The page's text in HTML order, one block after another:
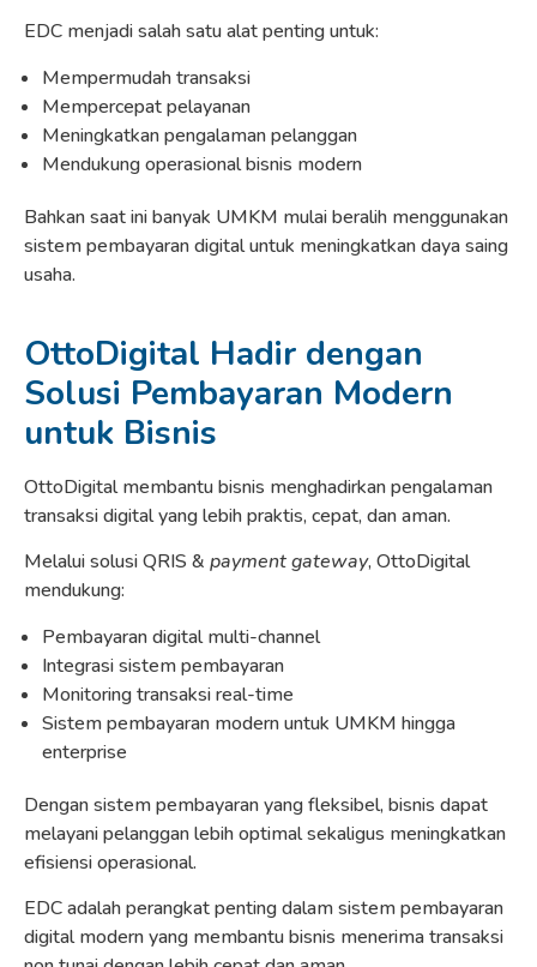
EDC menjadi salah satu alat penting untuk:
Mempermudah transaksi
Mempercepat pelayanan
Meningkatkan pengalaman pelanggan
Mendukung operasional bisnis modern
Bahkan saat ini banyak UMKM mulai beralih menggunakan
sistem pembayaran digital untuk meningkatkan daya saing
usaha.
OttoDigital Hadir dengan
Solusi Pembayaran Modern
untuk Bisnis
OttoDigital membantu bisnis menghadirkan pengalaman
transaksi digital yang lebih praktis, cepat, dan aman.
Melalui solusi QRIS & payment gateway, OttoDigital
mendukung:
Pembayaran digital multi-channel
Integrasi sistem pembayaran
Monitoring transaksi real-time
Sistem pembayaran modern untuk UMKM hingga
enterprise
Dengan sistem pembayaran yang fleksibel, bisnis dapat
melayani pelanggan lebih optimal sekaligus meningkatkan
efisiensi operasional.
EDC adalah perangkat penting dalam sistem pembayaran
digital modern yang membantu bisnis menerima transaksi